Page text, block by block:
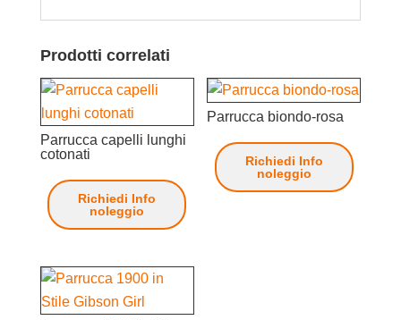
Prodotti correlati
Parrucca capelli lunghi
cotonati
Richiedi Info
noleggio
Parrucca biondo-rosa
Richiedi Info
noleggio